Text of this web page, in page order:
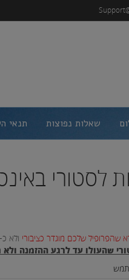
שאלות נפוצות תנאי
שהפרופיל שלכם מוגדר כציבורי ולא כ-Private עד לקבלת הצפיות.
שהעולו עד לרגע ההזמנה ולא